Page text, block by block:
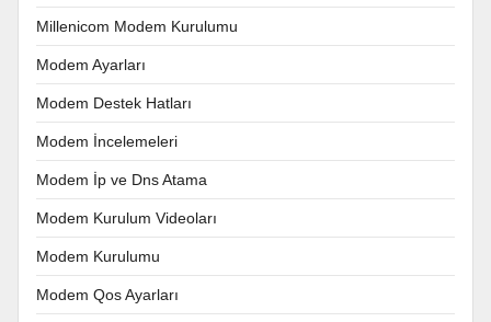
Millenicom Modem Kurulumu
Modem Ayarları
Modem Destek Hatları
Modem İncelemeleri
Modem İp ve Dns Atama
Modem Kurulum Videoları
Modem Kurulumu
Modem Qos Ayarları